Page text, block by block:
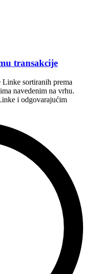
transakcije
sortiranih prema
navedenim na vrhu.
i odgovarajućim